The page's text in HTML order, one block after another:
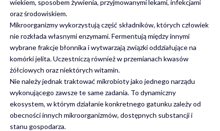
wiekiem, sposobem żywienia, przyjmowanymi lekami, infekcjami
oraz środowiskiem.
Mikroorganizmy wykorzystują część składników, których człowiek
nie rozkłada własnymi enzymami. Fermentują między innymi
wybrane frakcje błonnika i wytwarzają związki oddziałujące na
komórki jelita. Uczestniczą również w przemianach kwasów
żółciowych oraz niektórych witamin.
Nie należy jednak traktować mikrobioty jako jednego narządu
wykonującego zawsze te same zadania. To dynamiczny
ekosystem, w którym działanie konkretnego gatunku zależy od
obecności innych mikroorganizmów, dostępnych substancji i
stanu gospodarza.